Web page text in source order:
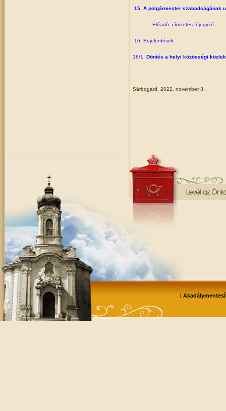
15. A polgármester szabadságának
Előadó: címzetes főjegyző
16. Bejelentések
16/1. Döntés a helyi közösségi
Sárbogárd, 2022. november 3.
: